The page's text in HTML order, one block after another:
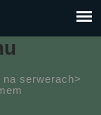
serwerach>